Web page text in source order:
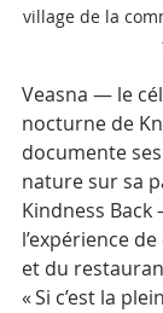
village de la
Veasna — le
nocturne de
documente
nature sur sa
Kindness
l’expérience
et du
« Si c’est la